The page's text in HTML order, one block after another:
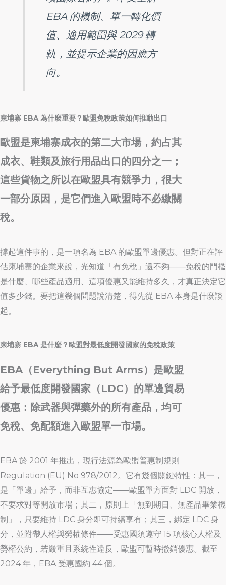
EBA 的機制、單一轉化價
值、適用範圍與 2029 轉
軌，並提示企業的因應方
向。
柬埔寨 EBA 為什麼重要？歐盟免稅政策如何推動出口
歐盟是柬埔寨成衣的第二大市場，約占其
成衣、鞋類及旅行用品出口的四分之一；
這些貨物之所以在歐盟具有競爭力，很大
一部分原因，是它們進入歐盟時不必繳關
稅。
撐起這件事的，是一項名為 EBA 的歐盟單邊優惠。但對正在評
估柬埔寨的企業來說，光知道「有免稅」還不夠——免稅的門檻
是什麼、哪些產品適用、這項優惠又能維持多久，才真正決定它
值多少錢。要把這幾個問題說清楚，得先從 EBA 本身是什麼談
起。
柬埔寨 EBA 是什麼？歐盟對最低度開發國家的免稅政策
EBA（Everything But Arms）是歐盟
給予最低度開發國家（LDC）的單邊貿易
優惠：除武器與彈藥外的所有產品，均可
免稅、免配額進入歐盟單一市場。
EBA 於 2001 年推出，現行法源為歐盟普惠制規則
Regulation (EU) No 978/2012。它有幾個關鍵特性：其一，
是「單邊」給予，而非互惠協定——歐盟單方面對 LDC 開放，
不要求對等開放市場；其二，原則上「無到期日、無產品畢業機
制」，只要維持 LDC 身分即可持續享有；其三，綁定 LDC 身
分，並附帶人權與勞權條件——受惠國須遵守 15 項核心人權及
勞權公約，若嚴重且系統性違反，歐盟可暫時撤銷優惠。截至
2024 年，EBA 受惠國約 44 個。